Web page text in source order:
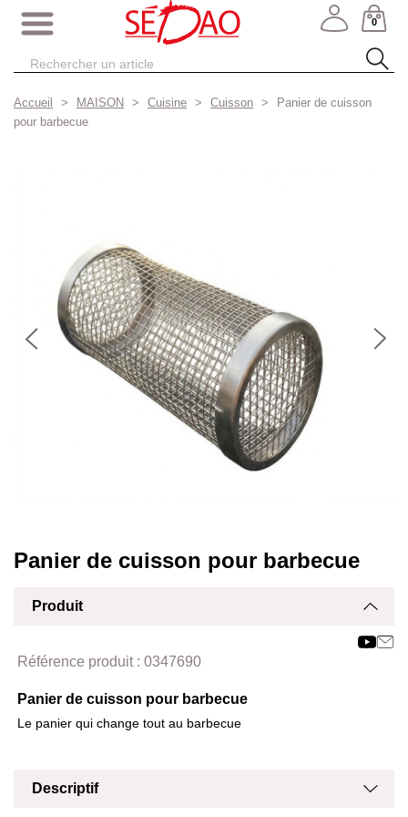
0
Accueil MAISON Cuisine Cuisson
Panier de cuisson
pour barbecue
Panier de cuisson pour barbecue
Produit
Référence produit : 0347690
Panier de cuisson pour barbecue
Le panier qui change tout au barbecue
Descriptif